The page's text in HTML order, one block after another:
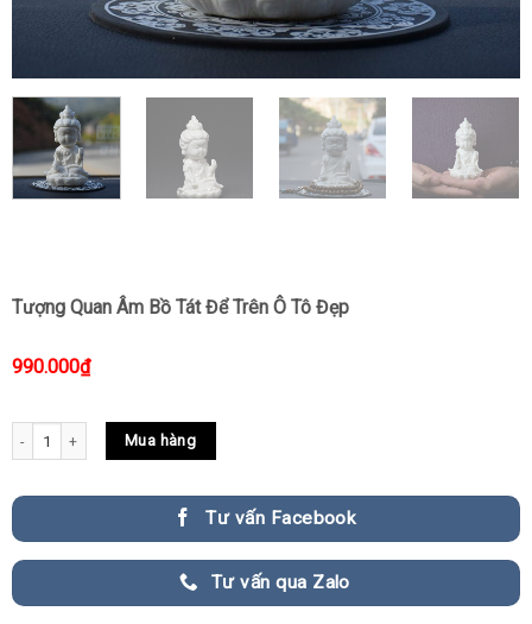
Tượng Quan Âm Bồ Tát Để Trên Ô Tô Đẹp
990.000₫
Tượng Quan Âm Bồ Tát Để Trên Ô Tô Đẹp quantity
Mua hàng
Tư vấn Facebook
Tư vấn qua Zalo